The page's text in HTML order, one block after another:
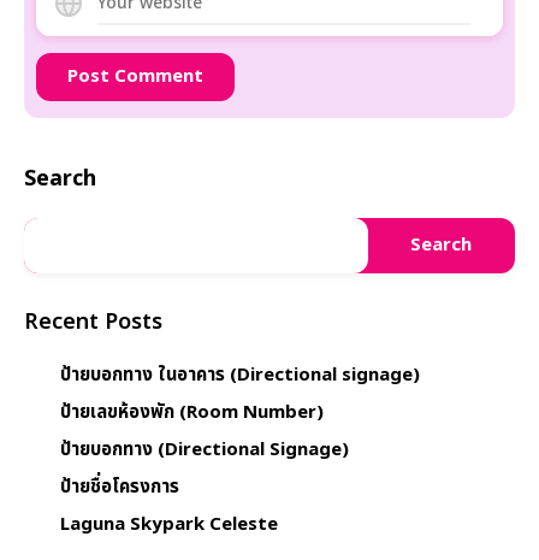
Search
Search
Recent Posts
ป้ายบอกทาง ในอาคาร (Directional signage)
ป้ายเลขห้องพัก (Room Number)
ป้ายบอกทาง (Directional Signage)
ป้ายชื่อโครงการ
Laguna Skypark Celeste